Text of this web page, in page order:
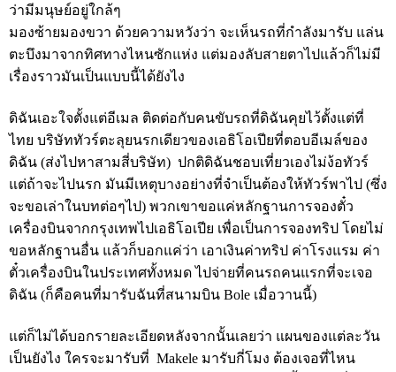
ว่ามีมนุษย์อยู่ใกล้ๆ
มองซ้ายมองขวา ด้วยความหวังว่า จะเห็นรถที่กำลังมารับ แล่น
ตะบึงมาจากทิศทางไหนซักแห่ง แต่มองลับสายตาไปแล้วก็ไม่มี
เรื่องราวมันเป็นแบบนี้ได้ยังไง
ดิฉันเอะใจตั้งแต่อีเมล ติดต่อกับคนขับรถที่ดิฉันคุยไว้ตั้งแต่ที่
ไทย บริษัททัวร์ตะลุยนรกเดียวของเอธิโอเปียที่ตอบอีเมล์ของ
ดิฉัน (ส่งไปหาสามสี่บริษัท) ปกติดิฉันชอบเที่ยวเองไม่ง้อทัวร์
แต่ถ้าจะไปนรก มันมีเหตุบางอย่างที่จำเป็นต้องให้ทัวร์พาไป (ซึ่ง
จะขอเล่าในบทต่อๆไป) พวกเขาขอแค่หลักฐานการจองตั๋ว
เครื่องบินจากกรุงเทพไปเอธิโอเปีย เพื่อเป็นการจองทริป โดยไม่
ขอหลักฐานอื่น แล้วก็บอกแค่ว่า เอาเงินค่าทริป ค่าโรงแรม ค่า
ตั๋วเครื่องบินในประเทศทั้งหมด ไปจ่ายที่คนรถคนแรกที่จะเจอ
ดิฉัน (ก็คือคนที่มารับฉันที่สนามบิน Bole เมื่อวานนี้)
แต่ก็ไม่ได้บอกรายละเอียดหลังจากนั้นเลยว่า แผนของแต่ละวัน
เป็นยังไง ใครจะมารับที่ Makele มารับกี่โมง ต้องเจอที่ไหน